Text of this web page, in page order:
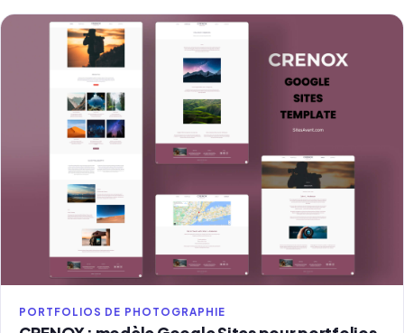
PORTFOLIOS DE PHOTOGRAPHIE